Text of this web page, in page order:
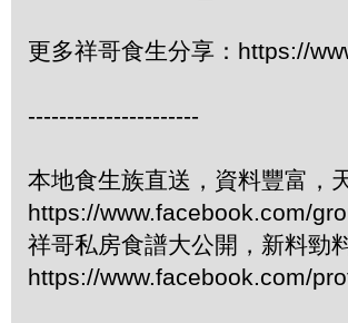
更多祥哥食生分享：https://
----------------------
本地食生族直送，資料豐富，
https://www.facebook.com/
祥哥私房食譜大公開，新料勁
https://www.facebook.com/